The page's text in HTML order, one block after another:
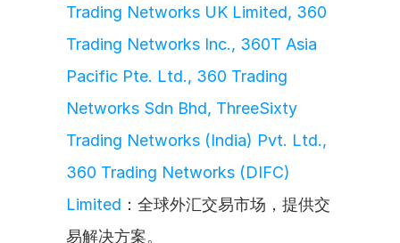
Trading Networks UK Limited, 360
Trading Networks Inc., 360T Asia
Pacific Pte. Ltd., 360 Trading
Networks Sdn Bhd, ThreeSixty
Trading Networks (India) Pvt. Ltd.,
360 Trading Networks (DIFC)
Limited ：全球外汇交易市场，提供交
易解决方案。